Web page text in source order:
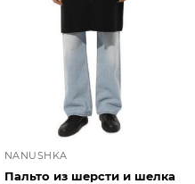
NANUSHKA
Пальто из шерсти и шелка